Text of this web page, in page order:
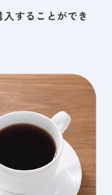
することができ